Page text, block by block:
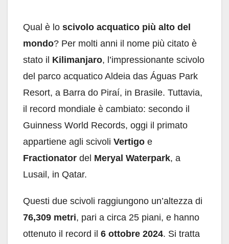
Qual è lo scivolo acquatico più alto del
mondo? Per molti anni il nome più citato è
stato il Kilimanjaro, l’impressionante scivolo
del parco acquatico Aldeia das Águas Park
Resort, a Barra do Piraí, in Brasile. Tuttavia,
il record mondiale è cambiato: secondo il
Guinness World Records, oggi il primato
appartiene agli scivoli Vertigo e
Fractionator del Meryal Waterpark, a
Lusail, in Qatar.
Questi due scivoli raggiungono un’altezza di
76,309 metri, pari a circa 25 piani, e hanno
ottenuto il record il 6 ottobre 2024. Si tratta